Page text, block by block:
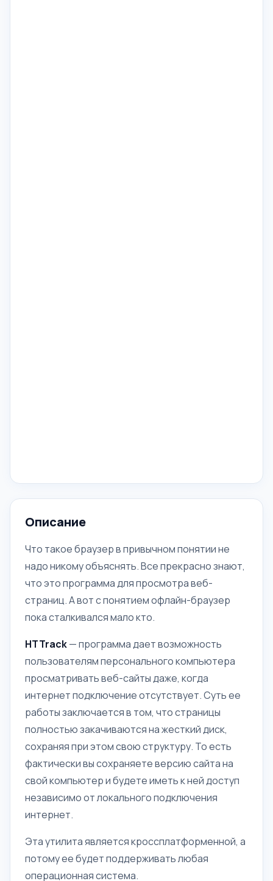
Описание
Что такое браузер в привычном понятии не
надо никому объяснять. Все прекрасно знают,
что это программа для просмотра веб-
страниц. А вот с понятием офлайн-браузер
пока сталкивался мало кто.
HTTrack— программа дает возможность
пользователям персонального компьютера
просматривать веб-сайты даже, когда
интернет подключение отсутствует. Суть ее
работы заключается в том, что страницы
полностью закачиваются на жесткий диск,
сохраняя при этом свою структуру. То есть
фактически вы сохраняете версию сайта на
свой компьютер и будете иметь к ней доступ
независимо от локального подключения
интернет.
Эта утилита является кроссплатформенной, а
потому ее будет поддерживать любая
операционная система.